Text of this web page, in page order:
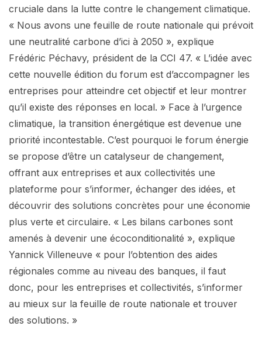
cruciale dans la lutte contre le changement climatique.
« Nous avons une feuille de route nationale qui prévoit
une neutralité carbone d’ici à 2050 », explique
Frédéric Péchavy, président de la CCI 47. « L’idée avec
cette nouvelle édition du forum est d’accompagner les
entreprises pour atteindre cet objectif et leur montrer
qu’il existe des réponses en local. » Face à l’urgence
climatique, la transition énergétique est devenue une
priorité incontestable. C’est pourquoi le forum énergie
se propose d’être un catalyseur de changement,
offrant aux entreprises et aux collectivités une
plateforme pour s’informer, échanger des idées, et
découvrir des solutions concrètes pour une économie
plus verte et circulaire. « Les bilans carbones sont
amenés à devenir une écoconditionalité », explique
Yannick Villeneuve « pour l’obtention des aides
régionales comme au niveau des banques, il faut
donc, pour les entreprises et collectivités, s’informer
au mieux sur la feuille de route nationale et trouver
des solutions. »